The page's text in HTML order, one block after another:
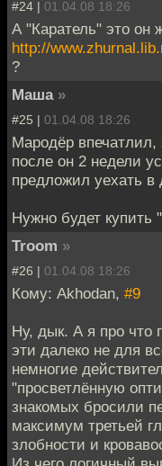
#24 | 01.04.08 18:26
А "Каратель" это он
http://
?
Маша »
#25 | 01.04.08 18:26
Мародёр впечатлил,
после он 2 недели
предложил уехать в
Нужно будет купить
Troom »
#26 | 01.04.08 18:26
Кому: Akhodan, #9
Ну, дык. А я про что
эти далеко не для
немногие
"просветлённую
знакомых бросили
максимум третьей
злобности и